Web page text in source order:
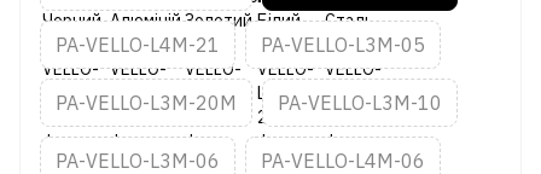
PA-VELLO-L4M-21 PA-VELLO-L3M-05
PA-VELLO-L3M-20M PA-VELLO-L3M-10
PA-VELLO-L3M-06 PA-VELLO-L4M-06